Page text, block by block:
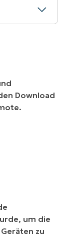
Download
um die
zu